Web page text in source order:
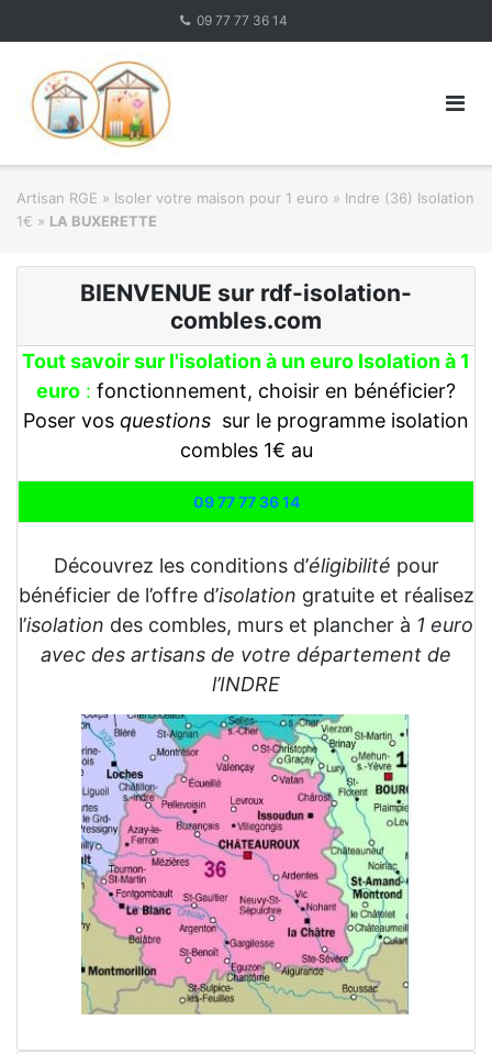
09 77 77 36 14
Artisan RGE » Isoler votre maison pour 1 euro » Indre (36) Isolation
1€ » LA BUXERETTE
BIENVENUE sur rdf-isolation-
combles.com
Tout savoir sur l'isolation à un euro Isolation à 1
euro : fonctionnement, choisir en bénéficier?
Poser vos questions sur le programme isolation
combles 1€ au
09 77 77 36 14
Découvrez les conditions d’éligibilité pour
bénéficier de l’offre d’isolation gratuite et réalisez
l’isolation des combles, murs et plancher à 1 euro
avec des artisans de votre département de
l’INDRE